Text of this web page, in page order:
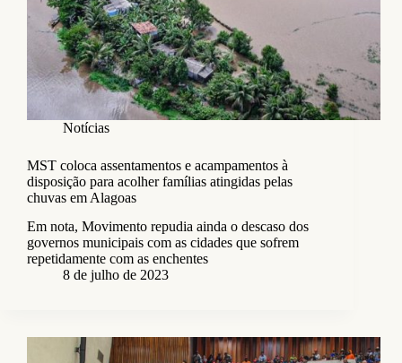
Notícias
MST coloca assentamentos e acampamentos à
disposição para acolher famílias atingidas pelas
chuvas em Alagoas
Em nota, Movimento repudia ainda o descaso dos
governos municipais com as cidades que sofrem
repetidamente com as enchentes
8 de julho de 2023